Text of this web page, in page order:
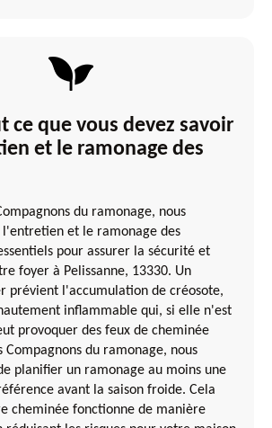
ce que vous devez savoir
et le ramonage des
du ramonage, nous
l'entretien et le ramonage des
pour assurer la sécurité et
foyer à Pelissanne, 13330. Un
prévient l'accumulation de créosote,
inflammable qui, si elle n'est
provoquer des feux de cheminée
Compagnons du ramonage, nous
planifier un ramonage au moins une
avant la saison froide. Cela
cheminée fonctionne de manière